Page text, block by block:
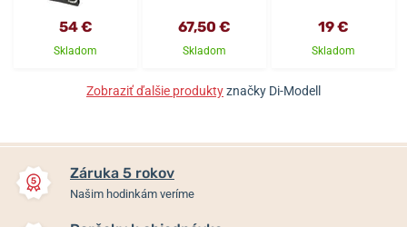
54 €
Skladom
67,50 €
Skladom
19 €
Skladom
Zobraziť ďalšie produktyznačky Di-Modell
Záruka 5 rokov
Našim hodinkám veríme